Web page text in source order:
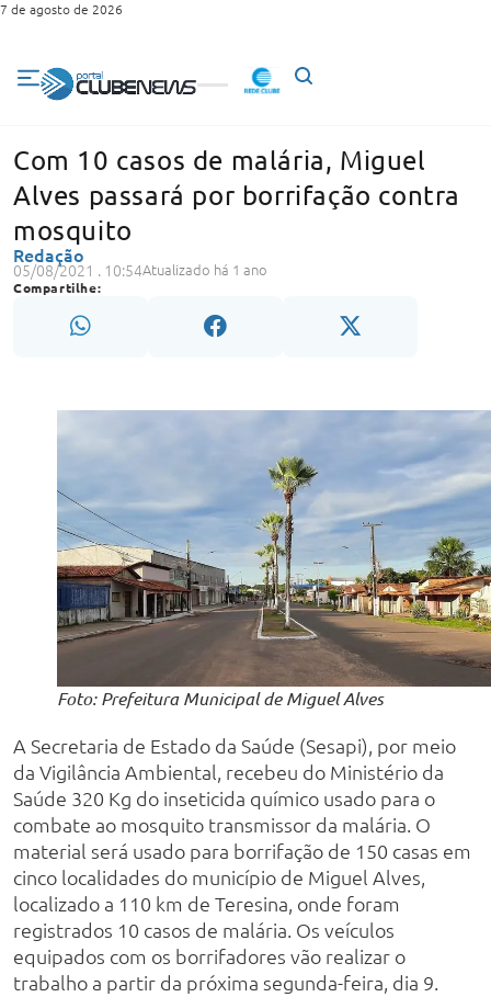
7 de agosto de 2026
Com 10 casos de malária, Miguel
Alves passará por borrifação contra
mosquito
Redação
05/08/2021 . 10:54Atualizado há 1 ano
Compartilhe:
Foto: Prefeitura Municipal de Miguel Alves
A Secretaria de Estado da Saúde (Sesapi), por meio
da Vigilância Ambiental, recebeu do Ministério da
Saúde 320 Kg do inseticida químico usado para o
combate ao mosquito transmissor da malária. O
material será usado para borrifação de 150 casas em
cinco localidades do município de Miguel Alves,
localizado a 110 km de Teresina, onde foram
registrados 10 casos de malária. Os veículos
equipados com os borrifadores vão realizar o
trabalho a partir da próxima segunda-feira, dia 9.